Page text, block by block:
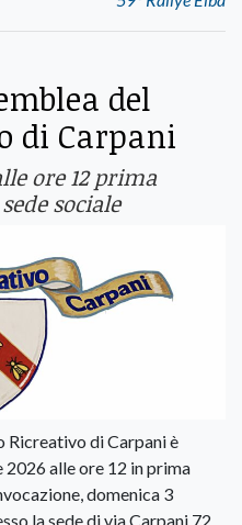
del
di Carpani
ore 12 prima
sociale
Ricreativo di Carpani è
alle ore 12 in prima
domenica 3
la sede di via Carpani 72,